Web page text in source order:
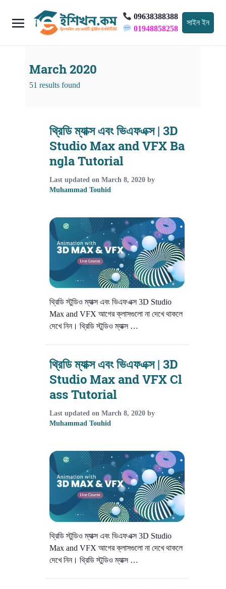
09638388388
01948858258
সাইন ইন
March 2020
51 results found
থ্রিডি ম্যাক্স এবং ভিএফএক্স | 3D
Studio Max and VFX Ba
ngla Tutorial
Last updated on March 8, 2020 by
Muhammad Touhid
থ্রিডি স্টুডিও ম্যাক্স এবং ভিএফএক্স 3D Studio
Max and VFX আগের ক্লাসগুলো না দেখে থাকলে
দেখে নিন। থ্রিডি স্টুডিও ম্যাক্স …
থ্রিডি ম্যাক্স এবং ভিএফএক্স | 3D
Studio Max and VFX Cl
ass Tutorial
Last updated on March 8, 2020 by
Muhammad Touhid
থ্রিডি স্টুডিও ম্যাক্স এবং ভিএফএক্স 3D Studio
Max and VFX আগের ক্লাসগুলো না দেখে থাকলে
দেখে নিন। থ্রিডি স্টুডিও ম্যাক্স …